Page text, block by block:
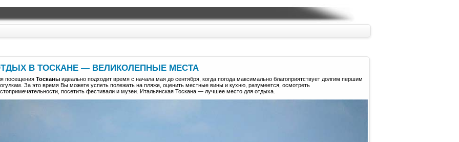
В ТОСКАНЕ — ВЕЛИКОЛЕПНЫЕ МЕСТА
посещения Тосканы идеально подходит время с начала мая до сентября, когда погода максимально благоприятствует долгим першим
За это время Вы можете успеть полежать на пляже, оценить местные вины и кухню, разумеется, осмотреть
посетить фестивали и музеи. Итальянская Тоскана — лучшее место для отдыха.